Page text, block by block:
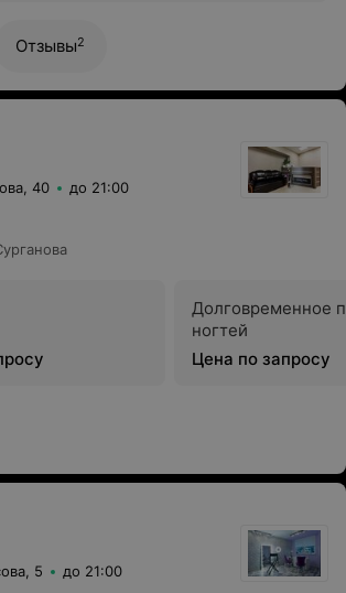
Отзывы2
40 до 21:00
Долговременное
ногтей
Цена по запросу
5 до 21:00